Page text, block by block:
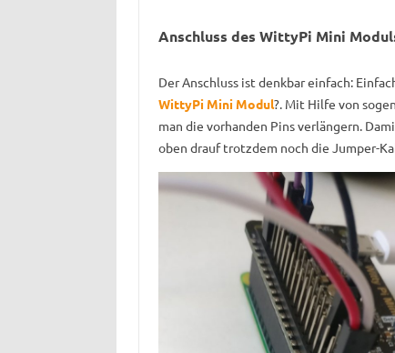
Anschluss des WittyPi Mini
Der Anschluss ist denkbar einfach:
WittyPi Mini Modul?. Mit Hilfe von
man die vorhanden Pins verlängern.
oben drauf trotzdem noch die Jumper-